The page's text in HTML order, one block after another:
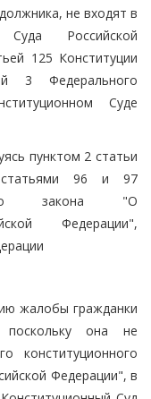
не входят в
Суда Российской
125 Конституции
3 Федерального
Суде
пунктом 2 статьи
96 и 97
закона "О
Федерации",
жалобы гражданки
поскольку она не
конституционного
Федерации", в